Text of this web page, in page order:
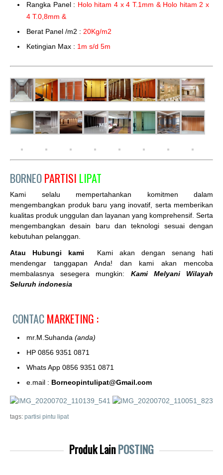
Rangka Panel : Holo hitam 4 x 4 T.1mm & Holo hitam 2 x
4 T.0,8mm &
Berat Panel /m2 : 20Kg/m2
Ketingian Max : 1m s/d 5m
BORNEOPARTISI LIPAT
Kami selalu mempertahankan komitmen dalam
mengembangkan produk baru yang inovatif, serta memberikan
kualitas produk unggulan dan layanan yang komprehensif. Serta
mengembangkan desain baru dan teknologi sesuai dengan
kebutuhan pelanggan.
Atau Hubungi kami
Kami akan dengan senang hati
mendengar tanggapan Anda! dan kami akan mencoba
membalasnya sesegera mungkin: Kami Melyani Wilayah
Seluruh indonesia
CONTACMARKETING :
mr.M.Suhanda (anda)
HP 0856 9351 0871
Whats App 0856 9351 0871
e.mail : Borneopintulipat@Gmail.com
tags: partisi pintu lipat
Produk LainPOSTING